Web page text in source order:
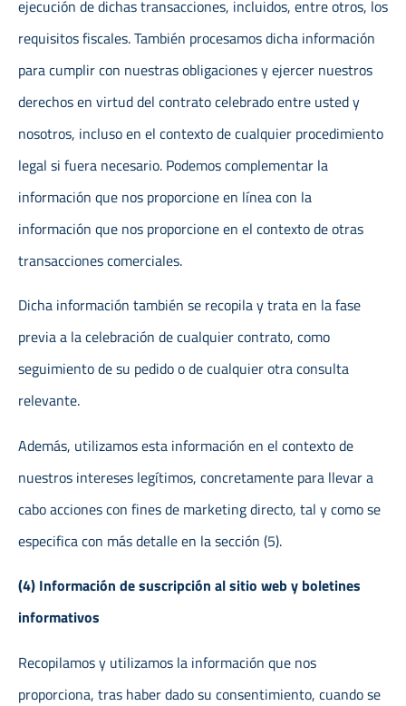
ejecución de dichas transacciones, incluidos, entre otros, los
requisitos fiscales. También procesamos dicha información
para cumplir con nuestras obligaciones y ejercer nuestros
derechos en virtud del contrato celebrado entre usted y
nosotros, incluso en el contexto de cualquier procedimiento
legal si fuera necesario. Podemos complementar la
información que nos proporcione en línea con la
información que nos proporcione en el contexto de otras
transacciones comerciales.
Dicha información también se recopila y trata en la fase
previa a la celebración de cualquier contrato, como
seguimiento de su pedido o de cualquier otra consulta
relevante.
Además, utilizamos esta información en el contexto de
nuestros intereses legítimos, concretamente para llevar a
cabo acciones con fines de marketing directo, tal y como se
especifica con más detalle en la sección (5).
(4) Información de suscripción al sitio web y boletines
informativos
Recopilamos y utilizamos la información que nos
proporciona, tras haber dado su consentimiento, cuando se